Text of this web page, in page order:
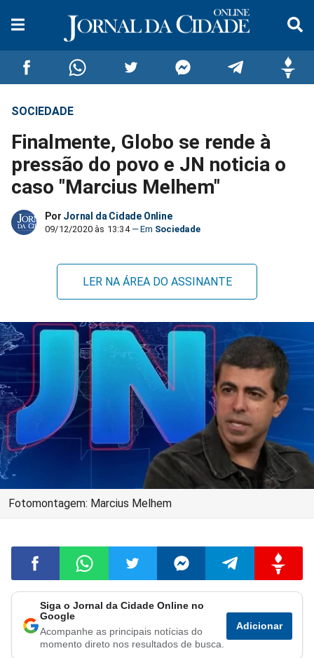
Compartilhar
no
Facebook
Compartilhar
no
Whatsapp
no
Twitter
no
Messenger
no
Telegram
SOCIEDADE
Finalmente, Globo se rende à
pressão do povo e JN noticia o
caso "Marcius Melhem"
Por Jornal da Cidade Online
09/12/2020 às 13:34 Sociedade
LER NA ÁREA DO ASSINANTE
Fotomontagem: Marcius Melhem
Compartilhar
no
Compartilhar
no
Compartilhar
no
Compartilhar
no
Compartilhar
no
no
Siga o Jornal da Cidade Online no
Google
Acompanhe as principais notícias do
momento direto nos resultados de busca.
Adicionar